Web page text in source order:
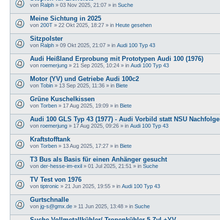
von Ralph » 03 Nov 2025, 21:07 » in Suche
Meine Sichtung in 2025
von 200T » 22 Okt 2025, 18:27 » in Heute gesehen
Sitzpolster
von Ralph » 09 Okt 2025, 21:07 » in Audi 100 Typ 43
Audi Heißland Erprobung mit Prototypen Audi 100 (1976)
von roemerjung » 21 Sep 2025, 10:24 » in Audi 100 Typ 43
Motor (YV) und Getriebe Audi 100c2
von Tobin » 13 Sep 2025, 11:36 » in Biete
Grüne Kuschelkissen
von Torben » 17 Aug 2025, 19:09 » in Biete
Audi 100 GLS Typ 43 (1977) - Audi Vorbild statt NSU
von roemerjung » 17 Aug 2025, 09:26 » in Audi 100 Typ 43
Kraftstofftank
von Torben » 13 Aug 2025, 17:27 » in Biete
T3 Bus als Basis für einen Anhänger gesucht
von der-hesse-im-exil » 01 Jul 2025, 21:51 » in Suche
TV Test von 1976
von tiptronic » 21 Jun 2025, 19:55 » in Audi 100 Typ 43
Gurtschnalle
von jg-s@gmx.de » 11 Jun 2025, 13:48 » in Suche